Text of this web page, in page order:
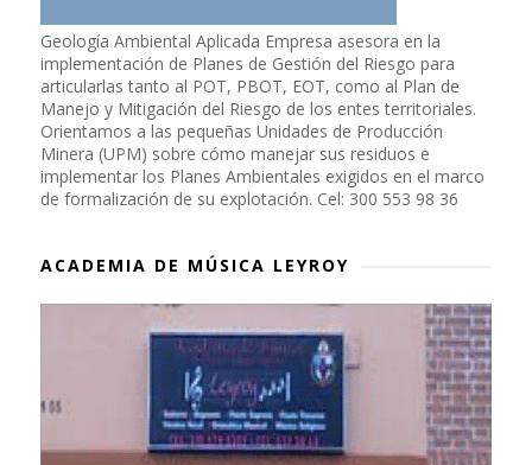
Geología Ambiental Aplicada Empresa asesora en la
implementación de Planes de Gestión del Riesgo para
articularlas tanto al POT, PBOT, EOT, como al Plan de
Manejo y Mitigación del Riesgo de los entes territoriales.
Orientamos a las pequeñas Unidades de Producción
Minera (UPM) sobre cómo manejar sus residuos e
implementar los Planes Ambientales exigidos en el marco
de formalización de su explotación. Cel: 300 553 98 36
ACADEMIA DE MÚSICA LEYROY